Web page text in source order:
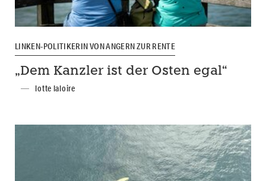
LINKEN-POLITIKERIN VON ANGERN ZUR RENTE
„Dem Kanzler ist der Osten egal“
lotte laloire